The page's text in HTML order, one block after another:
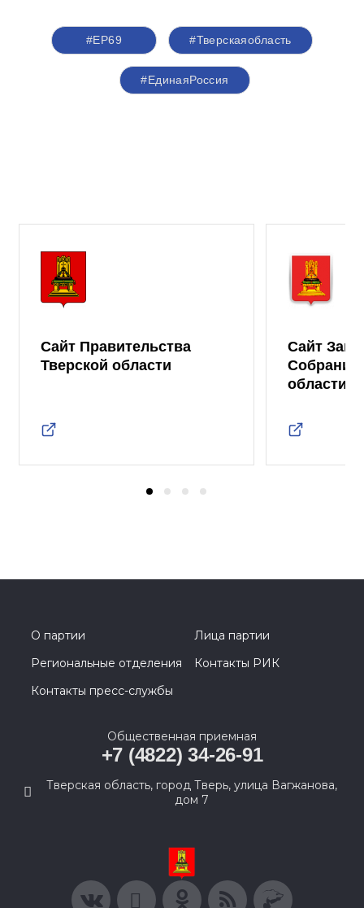
#ЕР69 #Тверскаяобласть
#ЕдинаяРоссия
Сайт Правительства
Тверской области
Сайт
Собрания
области
О партии
Лица партии
Региональные отделения
Контакты РИК
Контакты пресс-службы
Общественная приемная
+7 (4822) 34-26-91
Тверская область, город Тверь, улица Вагжанова,
дом 7